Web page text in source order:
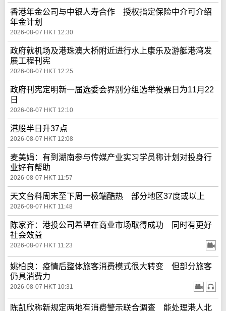
香港年金公司与中银人寿合作 授权指定保险中介可介绍
年金计划
2026-08-07 HKT 12:30
政府就机场及港珠澳大桥附近进行水上康乐及游艇港湾发
展工程刊宪
2026-08-07 HKT 12:25
政府刊宪定明新一届选委会界别分组选举投票日为11月22
日
2026-08-07 HKT 12:10
港股半日升37点
2026-08-07 HKT 12:08
麦美娟：有到湖南参与传媒产业实习学员称计划对投身行
业好有帮助
2026-08-07 HKT 11:57
天文台料周末至下周一极端酷热 部分地区37度或以上
2026-08-07 HKT 11:48
陈家齐：港投公司希望在商业市场取得成功 同时有更好
社会效益
2026-08-07 HKT 11:23
姚柏良：疫情后整体旅客消费模式很大转变 但部分旅客
仍具消费力
2026-08-07 HKT 10:31
陈凯欣称新规定两地有消费警示联合调查 能处理港人北